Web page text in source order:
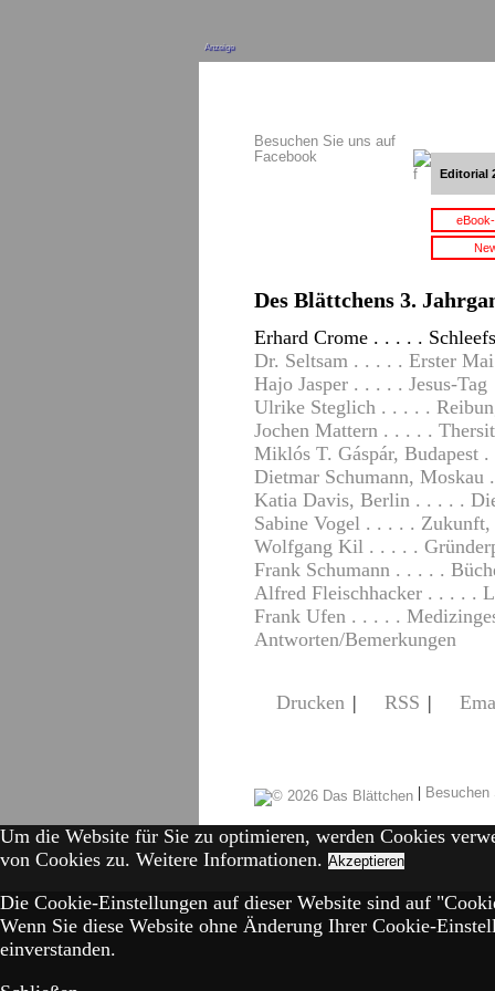
Anzeige
Besuchen Sie uns auf
Facebook
Editorial
Des Blättchens 3.
Erhard Crome . . . . .
Dr. Seltsam . . . . . Erster
Hajo Jasper . . . . . Jesus-Tag
Ulrike Steglich . . . . .
Jochen Mattern . . . . .
Miklós T. Gáspár, Budapest
Dietmar Schumann,
Katia Davis, Berlin . . . . .
Sabine Vogel . . . . . Zukunft,
Wolfgang Kil . . . . .
Frank Schumann . . . . .
Alfred Fleischhacker . . . . .
Frank Ufen . . . . .
Antworten/Bemerkungen
Drucken | RSS |
|
Um die Website für Sie zu optimieren, werden Cookies
von Cookies zu. Weitere Informationen. Akzeptieren
Die Cookie-Einstellungen auf dieser Website sind auf
Wenn Sie diese Website ohne Änderung Ihrer Cookie-
einverstanden.